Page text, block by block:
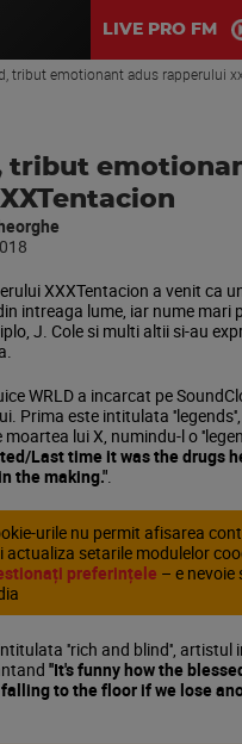
LIVE PRO FM
tribut emotionant adus rapperului
tribut
XXXTentacion a venit ca
intreaga lume, iar nume mari
J. Cole si multi altii si-au
WRLD a incarcat pe
Prima este intitulata
lui X, numindu-l o
Last time it was the drugs
the making.".
urile nu permit afisarea
setarile modulelor
preferințele – e nevoie
''rich and blind'', artistul
''It's funny how the
to the floor if we lose